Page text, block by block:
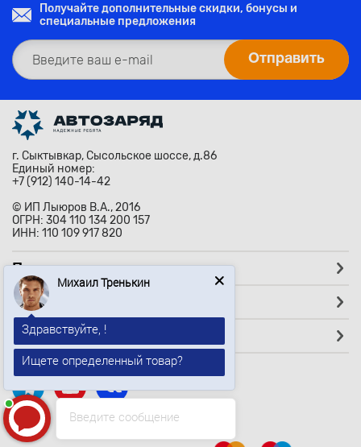
Получайте дополнительные скидки, бонусы и
специальные предложения
г. Сыктывкар, Сысольское шоссе, д.86
Единый номер:
+7 (912) 140-14-42
© ИП Лыюров В.А., 2016
ОГРН: 304 110 134 200 157
ИНН: 110 109 917 820
Помощь
Покупателям
Партнёрам
Введите сообщение
Михаил Тренькин
Здравствуйте, !
Ищете определенный товар?